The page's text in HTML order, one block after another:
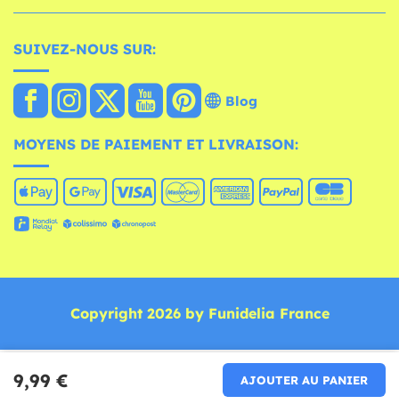
9,99 € AJOUTER AU PANIER
SUIVEZ-NOUS SUR:
Blog
MOYENS DE PAIEMENT ET LIVRAISON:
Copyright 2026 by Funidelia France